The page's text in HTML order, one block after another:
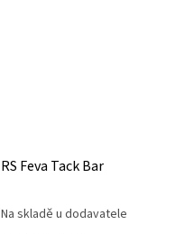
RS Feva Tack Bar
Na skladě u dodavatele